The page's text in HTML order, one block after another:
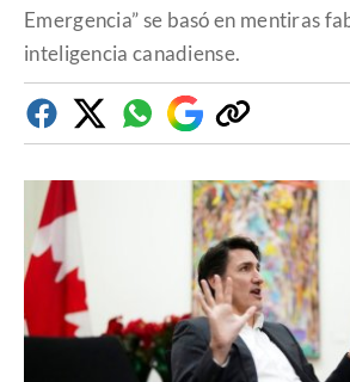
Emergencia” se basó en mentiras
inteligencia canadiense.
FacebookTwitterWhatsapp
Google
Discover
Copiar
enlace